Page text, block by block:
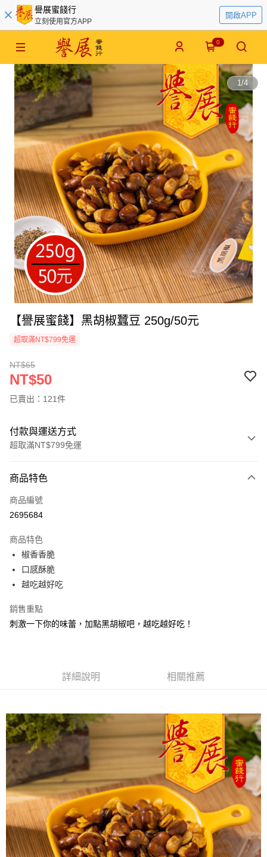
譽展蜜餞行
立刻使用官方APP
開啟APP
0
1/4
【譽展蜜餞】黑胡椒蠶豆 250g/50元
超取滿NT$799免運
NT$65
NT$50
已賣出：121件
付款與運送方式
超取滿NT$799免運
信用卡一次付款
超商取貨付款
Apple Pay
街口支付
Google Pay
每筆NT$60，滿NT$799(含以上)免運費
付款後全家取貨
每筆NT$60，滿NT$799(含以上)免運費
7-11取貨付款
每筆NT$60，滿NT$799(含以上)免運費
付款後7-11取貨
每筆NT$60，滿NT$799(含以上)免運費
商品特色
商品編號
2695684
商品特色
椒香香脆
口感酥脆
越吃越好吃
銷售重點
刺激一下你的味蕾，加點黑胡椒吧，越吃越好吃！
詳細說明 相關推薦